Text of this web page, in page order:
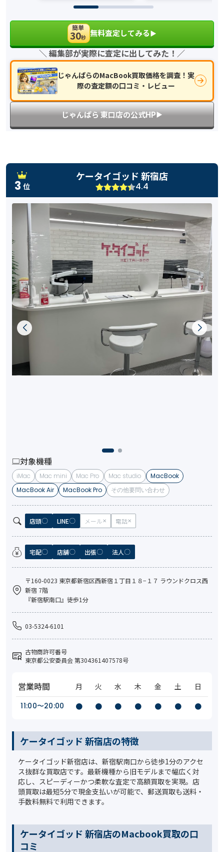
簡単
30秒 無料査定してみる▶︎
じゃんぱら 東口店の公式HP▶︎
＼ 編集部が実際に査定に出してみた！／
じゃんぱらのMacBook買取価格を調査！実
際の査定額の口コミ・レビュー
3 位
ケータイゴッド 新宿店
4.4
対象機種
iMac Mac mini Mac Pro Mac studio
MacBook
MacBook Air
MacBook Pro その他要問い合わせ
店頭 LINE メール 電話
宅配 店舗 出張 法人
〒160-0023 東京都新宿区西新宿１丁目１８−１７ ラウンドクロス西
新宿 7階
『新宿駅南口』徒歩1分
03-5324-6101
古物商許可番号
東京都公安委員会 第304361407578号
営業時間 月 火 水 木 金 土
日
11:00〜20:00
● ● ● ● ● ● ●
ケータイゴッド 新宿店の特徴
ケータイゴッド新宿店は、新宿駅南口から徒歩1分のアクセ
ス抜群な買取店です。最新機種から旧モデルまで幅広く対
応し、スピーディーかつ柔軟な査定で高額買取を実現。店
頭買取は最短5分で現金支払いが可能で、郵送買取も送料・
手数料無料で利用できます。
ケータイゴッド 新宿店のMacbook買取の口
コミ